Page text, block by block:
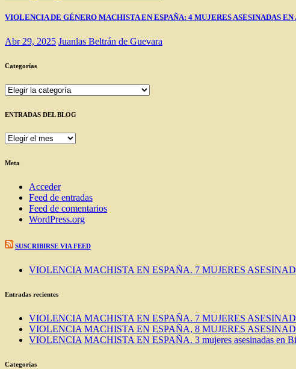
VIOLENCIA DE GÉNERO MACHISTA EN ESPAÑA: 4 MUJERES ASESINADAS
Abr 29, 2025 Juanlas Beltrán de Guevara
Categorías
Categorías
ENTRADAS DEL BLOG
ENTRADAS
BLOG
Meta
Acceder
Feed de entradas
Feed de comentarios
WordPress.org
SUSCRIBIRSE VIA FEED
VIOLENCIA MACHISTA EN ESPAÑA. 7 MUJERES
Entradas recientes
VIOLENCIA MACHISTA EN ESPAÑA. 7 MUJERES
VIOLENCIA MACHISTA EN ESPAÑA, 8 MUJERES
VIOLENCIA MACHISTA EN ESPAÑA. 3 mujeres asesinadas en
Categorías